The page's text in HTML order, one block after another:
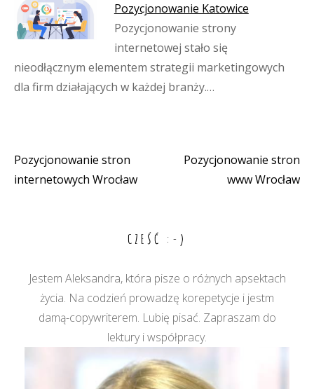
Pozycjonowanie Katowice
Pozycjonowanie strony
internetowej stało się
nieodłącznym elementem strategii marketingowych
dla firm działających w każdej branży.…
Nawigacja
Pozycjonowanie stron
internetowych Wrocław
Pozycjonowanie stron
www Wrocław
CZEŚĆ :-)
Jestem Aleksandra, która pisze o różnych apsektach
życia. Na codzień prowadzę korepetycje i jestm
damą-copywriterem. Lubię pisać. Zapraszam do
lektury i współpracy.